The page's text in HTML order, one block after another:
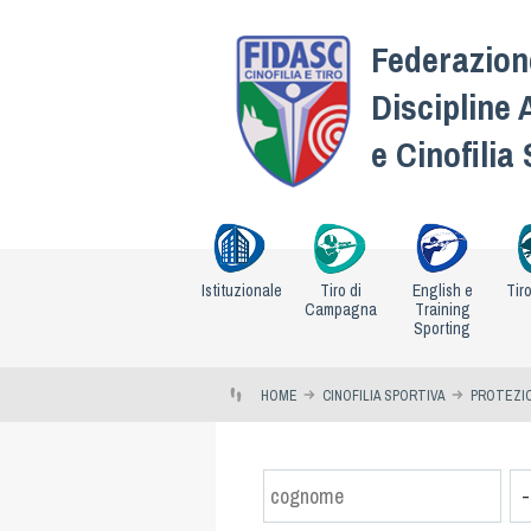
Discipline
e Cinofilia
Istituzionale
Tiro di
Campagna
English e
Training
Sporting
HOME CINOFILIA SPORTIVA